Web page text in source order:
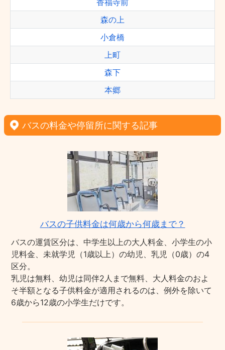
香福寺前
森の上
小倉橋
上町
森下
本郷
バスの料金や停留所に関する記事
バスの子供料金は何歳から何歳まで？
バスの運賃区分は、中学生以上の大人料金、小学生の小
児料金、未就学児（1歳以上）の幼児、乳児（0歳）の4
区分。
乳児は無料、幼児は同伴2人まで無料、大人料金のおよ
そ半額となる子供料金が適用されるのは、例外を除いて
6歳から12歳の小学生だけです。